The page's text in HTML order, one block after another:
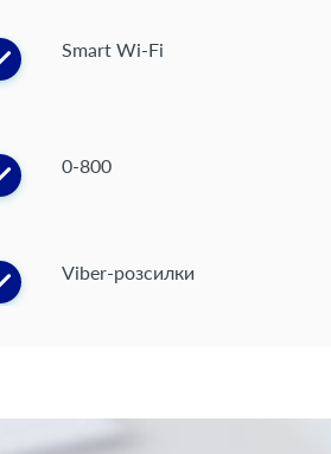
Smart Wi-Fi
0-800
Viber-розсилки